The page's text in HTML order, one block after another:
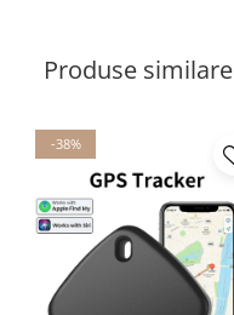
Produse similare
-38%